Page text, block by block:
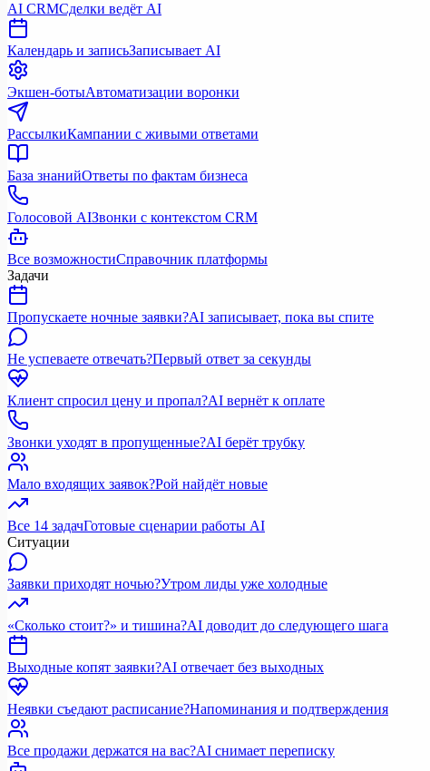
AI CRMСделки ведёт AI
Календарь и записьЗаписывает AI
Экшен-ботыАвтоматизации воронки
РассылкиКампании с живыми ответами
База знанийОтветы по фактам бизнеса
Голосовой AIЗвонки с контекстом CRM
Все возможностиСправочник платформы
Задачи
Пропускаете ночные заявки?AI записывает, пока вы спите
Не успеваете отвечать?Первый ответ за секунды
Клиент спросил цену и пропал?AI вернёт к оплате
Звонки уходят в пропущенные?AI берёт трубку
Мало входящих заявок?Рой найдёт новые
Все 14 задачГотовые сценарии работы AI
Ситуации
Заявки приходят ночью?Утром лиды уже холодные
«Сколько стоит?» и тишина?AI доводит до следующего шага
Выходные копят заявки?AI отвечает без выходных
Неявки съедают расписание?Напоминания и подтверждения
Все продажи держатся на вас?AI снимает переписку